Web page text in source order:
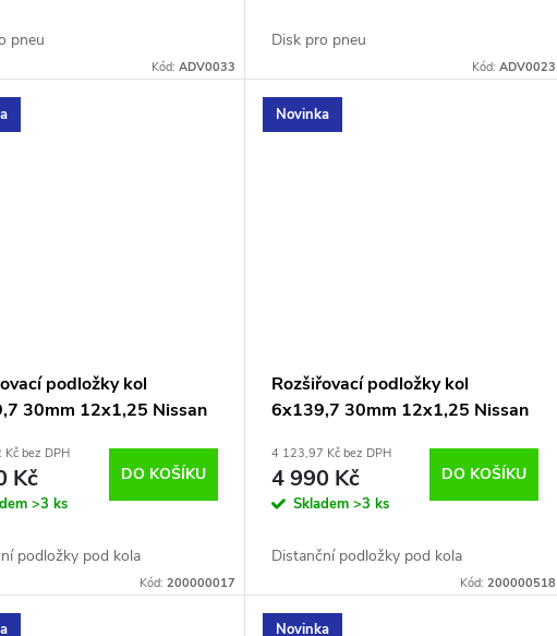
pneu
Kód: ADV0033
Disk pro pneu
Kód: ADV0023
podložky kol
30mm 12x1,25 Nissan
bez DPH
Kč
>3 ks
DO KOŠÍKU
podložky pod kola
Kód: 200000017
Novinka
Rozšiřovací podložky kol
6x139,7 30mm 12x1,25 Nissan
4 123,97 Kč bez DPH
4 990 Kč
Skladem >3 ks
DO KOŠÍKU
Distanční podložky pod kola
Kód: 200000518
Novinka